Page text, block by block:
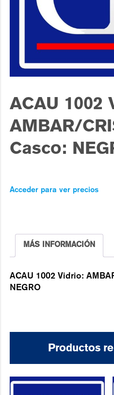
ACAU 1002
AMBAR/
Casco:
Acceder para ver precios
MÁS INFORMACIÓN
ACAU 1002 Vidrio:
NEGRO
Productos